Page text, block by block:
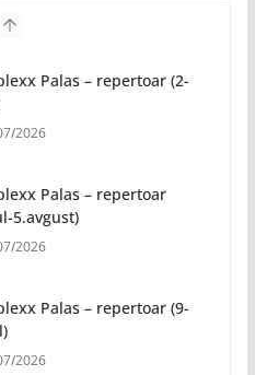
Otvoren amfiteatar
za Banju Luku:
baštu u Republici
Luka domaćin „Vespa
od 7. do 9. avgusta
Palas – repertoar (2-
2026
Palas – repertoar
5.avgust)
2026
Palas – repertoar (9-
2026